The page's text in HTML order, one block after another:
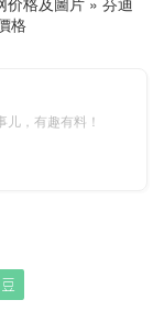
格
，有趣有料！
